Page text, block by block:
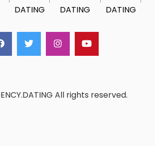
DATING
DATING
DATING
All rights reserved.